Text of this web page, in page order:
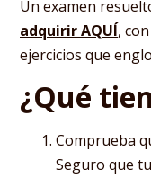
Un examen
adquirir AQUÍ,
ejercicios que
¿Qué
Comprueba
Seguro que